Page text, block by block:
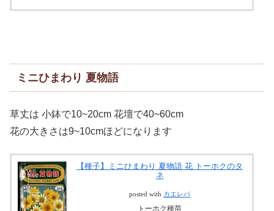
ミニひまわり 夏物語
草丈は 小鉢で10~20cm 花壇で40~60cm
花の大きさは9~10cmほどになります
【種子】ミニひまわり 夏物語 花 トーホクのタ
ネ
posted with カエレバ
トーホク種苗